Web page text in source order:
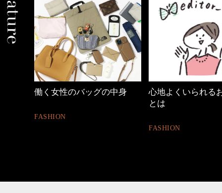
心地よくいられるおしゃれ
40代の小顔メイク